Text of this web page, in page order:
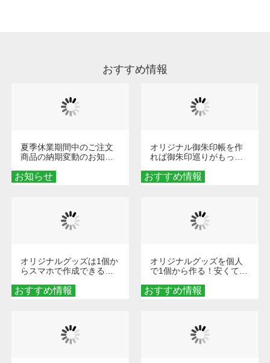
おすすめ情報
お知らせ
夏季休業期間中のご注文
商品の納期変動のお知ら
おすすめ情報
オリジナル御朱印帳を作
れば御朱印巡りがもっと
ダーメイドする魅力と選
び方
おすすめ情報
オリジナルグッズは1個か
らスマホで作成できる！
くなる巾着＆ポーチ活用
術
おすすめ情報
オリジナルグッズを個人
で1個から作る！安くて簡
秘訣